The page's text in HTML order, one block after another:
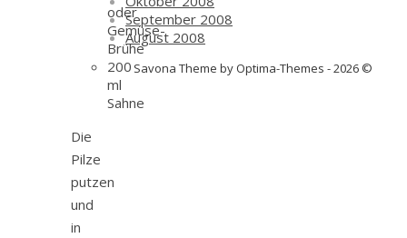
oder
Gemüse-
Brühe
200
ml
Sahne
Die
Pilze
putzen
und
in
September 2008
August 2008
Savona Theme by Optima-Themes - 2026 ©